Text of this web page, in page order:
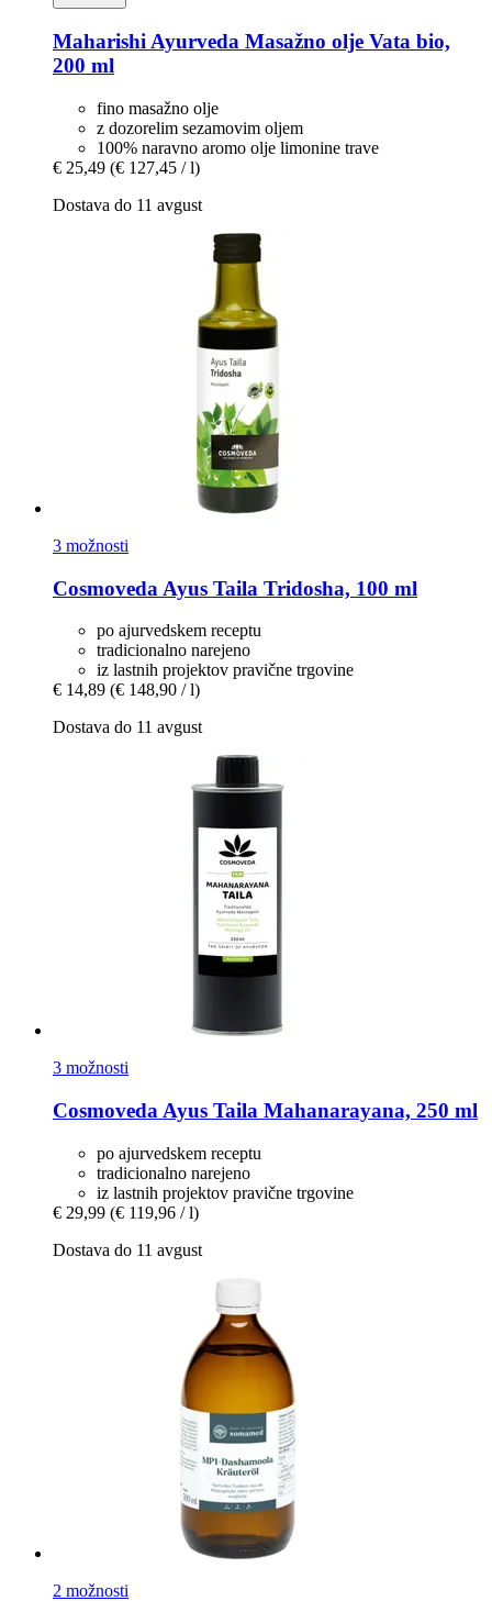
Maharishi Ayurveda Masažno olje Vata bio,
200 ml
fino masažno olje
z dozorelim sezamovim oljem
100% naravno aromo olje limonine trave
€ 25,49 (€ 127,45 / l)
Dostava do 11 avgust
3 možnosti
Cosmoveda Ayus Taila Tridosha, 100 ml
po ajurvedskem receptu
tradicionalno narejeno
iz lastnih projektov pravične trgovine
€ 14,89 (€ 148,90 / l)
Dostava do 11 avgust
3 možnosti
Cosmoveda Ayus Taila Mahanarayana, 250 ml
po ajurvedskem receptu
tradicionalno narejeno
iz lastnih projektov pravične trgovine
€ 29,99 (€ 119,96 / l)
Dostava do 11 avgust
2 možnosti